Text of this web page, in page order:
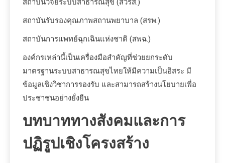
สถาบันวิจัยระบบสาธารณสุข (สวรส.)
สถาบันรับรองคุณภาพสถานพยาบาล (สรพ.)
สถาบันการแพทย์ฉุกเฉินแห่งชาติ (สพฉ.)
องค์กรเหล่านี้เป็นเครื่องมือสำคัญที่ช่วยยกระดับ
มาตรฐานระบบสาธารณสุขไทยให้มีความเป็นอิสระ มี
ข้อมูลเชิงวิชาการรองรับ และสามารถสร้างนโยบายเพื่อ
ประชาชนอย่างยั่งยืน
บทบาททางสังคมและการ
ปฏิรูปเชิงโครงสร้าง